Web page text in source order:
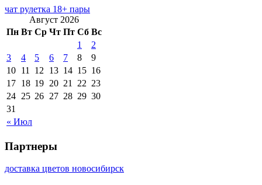
чат рулетка 18+ пары
Август 2026
Пн Вт Ср Чт Пт Сб Вс
« Июл
1
2
3
4 5 6 7 8
9
10 11 12 13 14 15 16
17 18 19 20 21 22 23
24 25 26 27 28 29 30
31
Партнеры
доставка цветов новосибирск